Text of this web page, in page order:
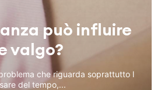
può influire
valgo?
che riguarda soprattutto l
del tempo,...